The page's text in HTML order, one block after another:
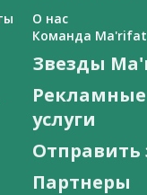
О нас
Команда Ma'rifat
Звезды
Рекламные
услуги
Отправить
Партнеры